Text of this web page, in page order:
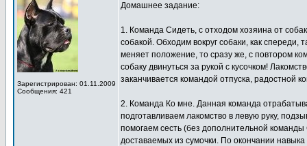
Зарегистрирован: 01.11.2009
Сообщения: 421
Домашнее задание:
1. Команда Сидеть, с отходом хозяина от
собакой. Обходим вокруг собаки, как спереди,
меняет положение, то сразу же, с повтором
собаку двинуться за рукой с кусочком!
заканчивается командой отпуска, радостной
2. Команда Ко мне. Данная команда
подготавливаем лакомство в левую руку,
помогаем сесть (без дополнительной
доставаемых из сумочки. По окончании